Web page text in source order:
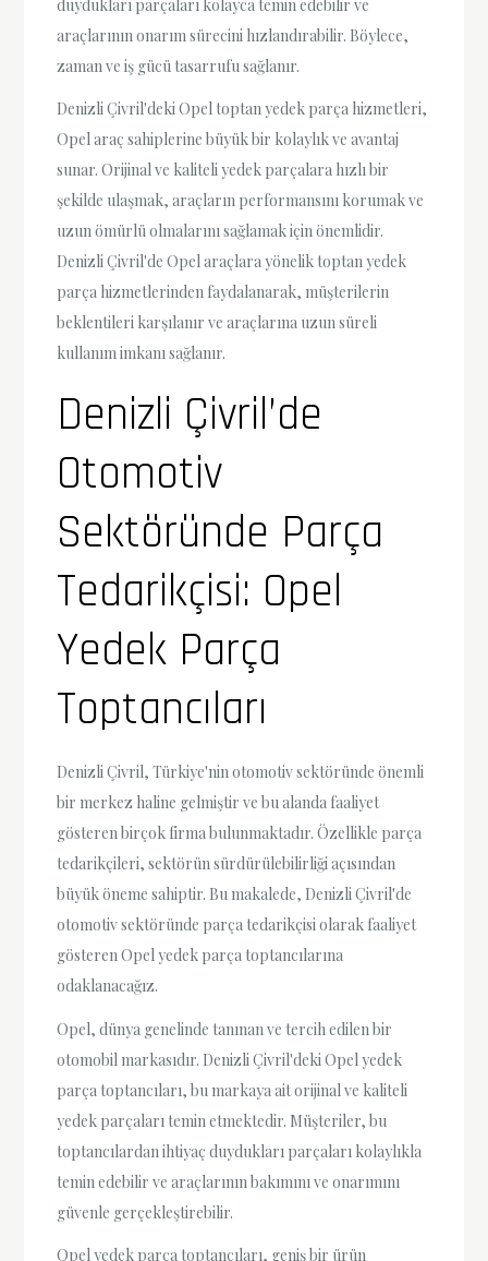
duydukları parçaları kolayca temin edebilir ve
araçlarının onarım sürecini hızlandırabilir. Böylece,
zaman ve iş gücü tasarrufu sağlanır.
Denizli Çivril'deki Opel toptan yedek parça hizmetleri,
Opel araç sahiplerine büyük bir kolaylık ve avantaj
sunar. Orijinal ve kaliteli yedek parçalara hızlı bir
şekilde ulaşmak, araçların performansını korumak ve
uzun ömürlü olmalarını sağlamak için önemlidir.
Denizli Çivril'de Opel araçlara yönelik toptan yedek
parça hizmetlerinden faydalanarak, müşterilerin
beklentileri karşılanır ve araçlarına uzun süreli
kullanım imkanı sağlanır.
Denizli Çivril’de
Otomotiv
Sektöründe Parça
Tedarikçisi: Opel
Yedek Parça
Toptancıları
Denizli Çivril, Türkiye'nin otomotiv sektöründe önemli
bir merkez haline gelmiştir ve bu alanda faaliyet
gösteren birçok firma bulunmaktadır. Özellikle parça
tedarikçileri, sektörün sürdürülebilirliği açısından
büyük öneme sahiptir. Bu makalede, Denizli Çivril'de
otomotiv sektöründe parça tedarikçisi olarak faaliyet
gösteren Opel yedek parça toptancılarına
odaklanacağız.
Opel, dünya genelinde tanınan ve tercih edilen bir
otomobil markasıdır. Denizli Çivril'deki Opel yedek
parça toptancıları, bu markaya ait orijinal ve kaliteli
yedek parçaları temin etmektedir. Müşteriler, bu
toptancılardan ihtiyaç duydukları parçaları kolaylıkla
temin edebilir ve araçlarının bakımını ve onarımını
güvenle gerçekleştirebilir.
Opel yedek parça toptancıları, geniş bir ürün